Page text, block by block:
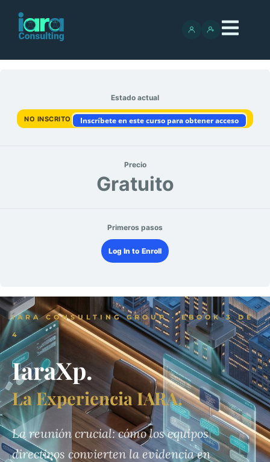
Estado actual
NO INSCRITO Inscríbete en este curso para obtener acceso
Precio
Gratuito
Primeros pasos
Log In to Enroll
IARA CONSULTING GROUP · EBOOK 3 DE
4
IaraXp.
La Experiencia IARA.
La reunión crucial: cómo los equipos
directivos convierten la evidencia en